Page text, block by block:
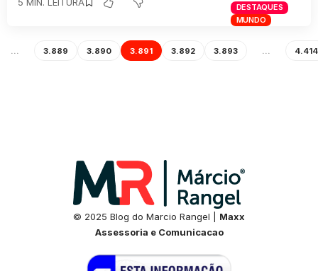
DESTAQUES
MUNDO
3.889 3.890 3.891 3.892 3.893 4.414
© 2025 Blog do Marcio Rangel | Maxx
Assessoria e Comunicacao